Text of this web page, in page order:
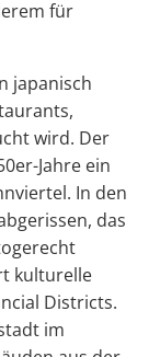
für
japanisch
wird. Der
Jahre ein
In den
das
kulturelle
Districts.
im